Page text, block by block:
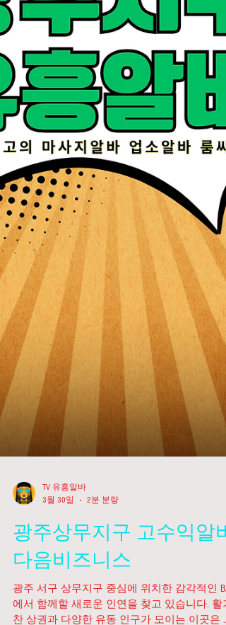
TV 유흥알바
광주상무지구 고수익알바